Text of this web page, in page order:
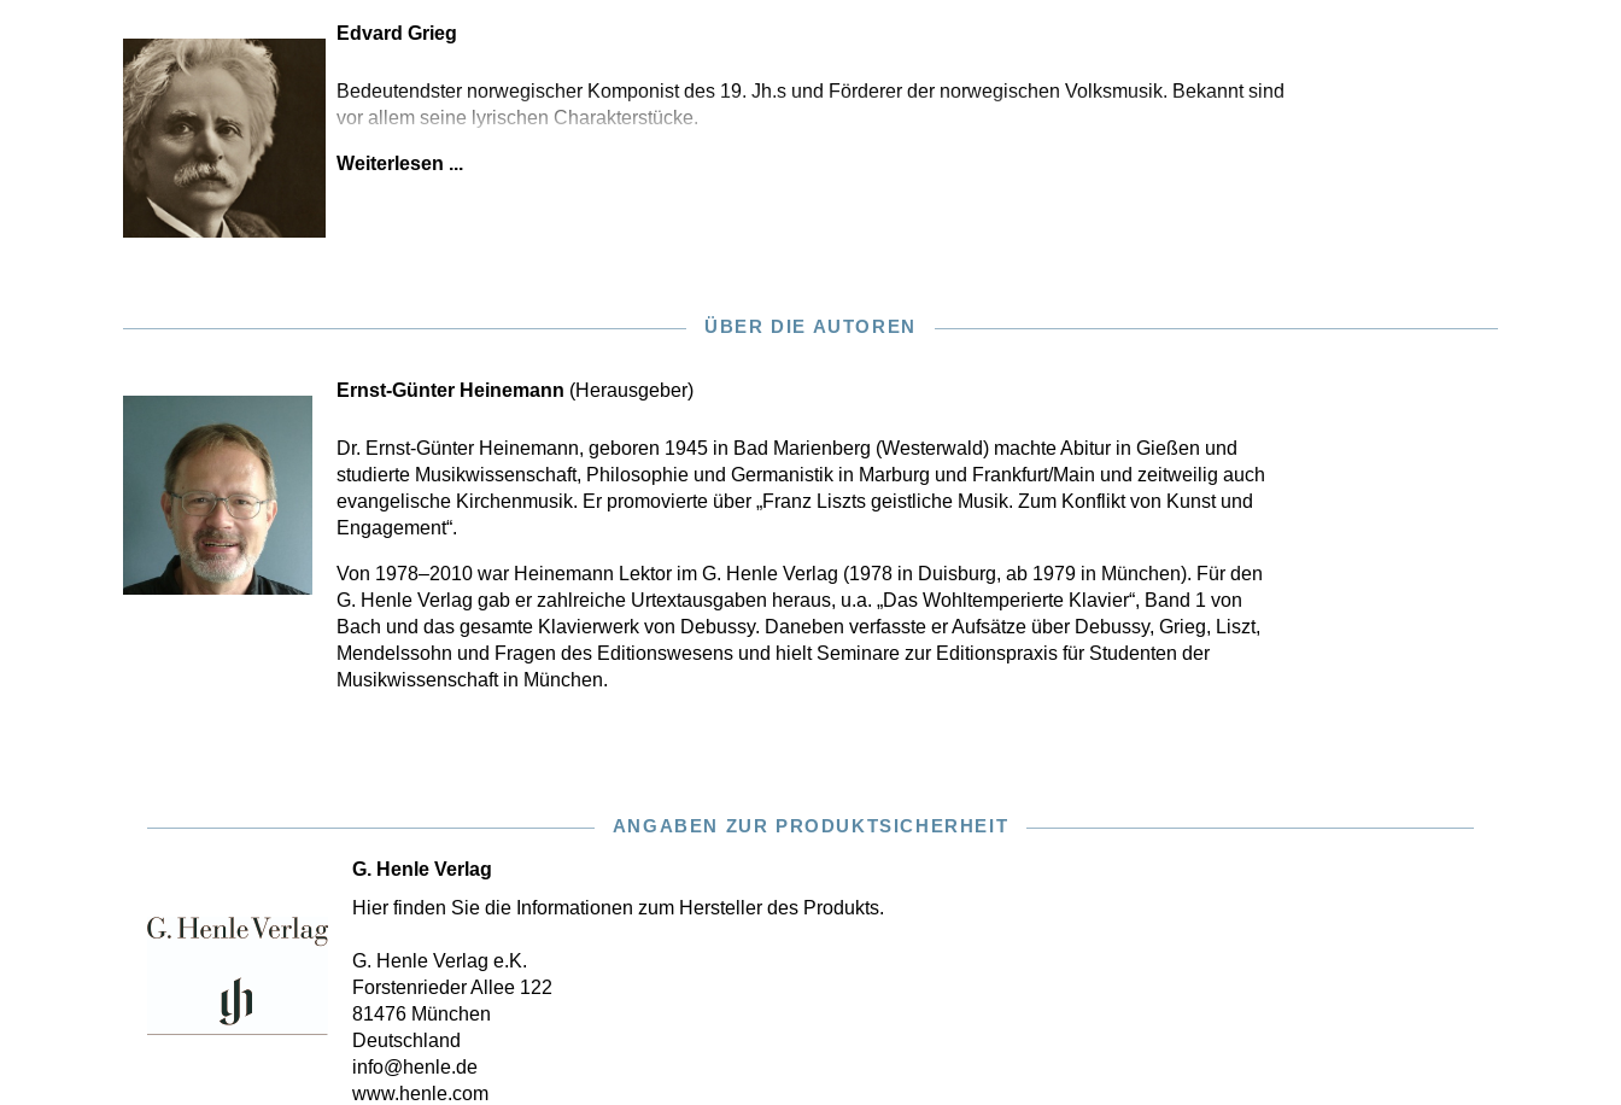
Edvard Grieg
Bedeutendster norwegischer Komponist des 19. Jh.s und Förderer der norwegischen Volksmusik. Bekannt sind
vor allem seine lyrischen Charakterstücke.
Weiterlesen ...
ÜBER DIE AUTOREN
Ernst-Günter Heinemann (Herausgeber)
Dr. Ernst-Günter Heinemann, geboren 1945 in Bad Marienberg (Westerwald) machte Abitur in Gießen und
studierte Musikwissenschaft, Philosophie und Germanistik in Marburg und Frankfurt/Main und zeitweilig auch
evangelische Kirchenmusik. Er promovierte über „Franz Liszts geistliche Musik. Zum Konflikt von Kunst und
Engagement“.
Von 1978–2010 war Heinemann Lektor im G. Henle Verlag (1978 in Duisburg, ab 1979 in München). Für den
G. Henle Verlag gab er zahlreiche Urtextausgaben heraus, u.a. „Das Wohltemperierte Klavier“, Band 1 von
Bach und das gesamte Klavierwerk von Debussy. Daneben verfasste er Aufsätze über Debussy, Grieg, Liszt,
Mendelssohn und Fragen des Editionswesens und hielt Seminare zur Editionspraxis für Studenten der
Musikwissenschaft in München.
ANGABEN ZUR PRODUKTSICHERHEIT
G. Henle Verlag
Hier finden Sie die Informationen zum Hersteller des Produkts.
G. Henle Verlag e.K.
Forstenrieder Allee 122
81476 München
Deutschland
info@henle.de
www.henle.com